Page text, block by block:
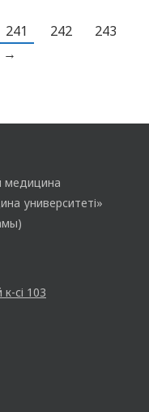
шектеулі
шешім
241 242
243
→
медицина
университеті»
сі 103